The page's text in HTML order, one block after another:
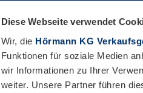
Diese Webseite verwendet
Wir, die Hörmann KG
Funktionen für soziale Medien
wir Informationen zu Ihrer
weiter. Unsere Partner führen